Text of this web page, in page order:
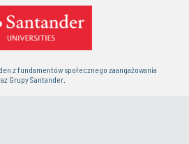
z fundamentów społecznego zaangażowania
Grupy Santander.